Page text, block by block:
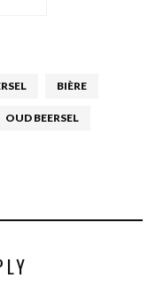
BIÈRE
OUD BEERSEL